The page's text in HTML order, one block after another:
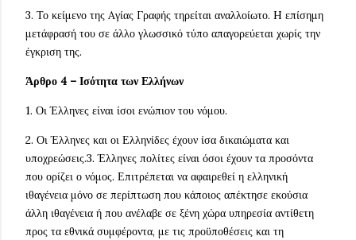
3. Το κείμενο της Aγίας Γραφής τηρείται αναλλοίωτο. H επίσημη
μετάφρασή του σε άλλο γλωσσικό τύπο απαγορεύεται χωρίς την
έγκριση της.
Άρθρο 4 – Ισότητα των Ελλήνων
1. Οι Έλληνες είναι ίσοι ενώπιον του νόμου.
2. Οι Έλληνες και οι Ελληνίδες έχουν ίσα δικαιώματα και
υποχρεώσεις.3. Έλληνες πολίτες είναι όσοι έχουν τα προσόντα
που ορίζει ο νόμος. Επιτρέπεται να αφαιρεθεί η ελληνική
ιθαγένεια μόνο σε περίπτωση που κάποιος απέκτησε εκούσια
άλλη ιθαγένεια ή που ανέλαβε σε ξένη χώρα υπηρεσία αντίθετη
προς τα εθνικά συμφέροντα, με τις προϋποθέσεις και τη